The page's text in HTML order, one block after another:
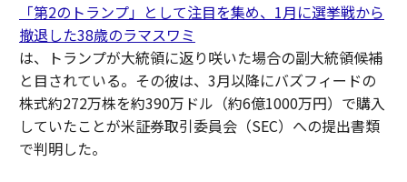
「第2のトランプ」として注目を集め、1月に選挙戦から
撤退した38歳のラマスワミ
は、トランプが大統領に返り咲いた場合の副大統領候補
と目されている。その彼は、3月以降にバズフィードの
株式約272万株を約390万ドル（約6億1000万円）で購入
していたことが米証券取引委員会（SEC）への提出書類
で判明した。